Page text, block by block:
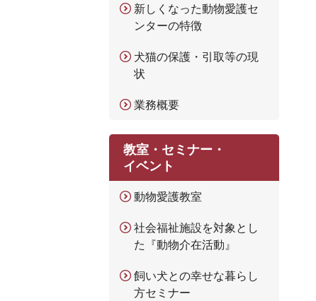
新しくなった動物愛護セ
ンターの特徴
犬猫の保護・引取等の現
状
業務概要
教室・セミナー・
イベント
動物愛護教室
社会福祉施設を対象とし
た『動物介在活動』
飼い犬との幸せな暮らし
方セミナー